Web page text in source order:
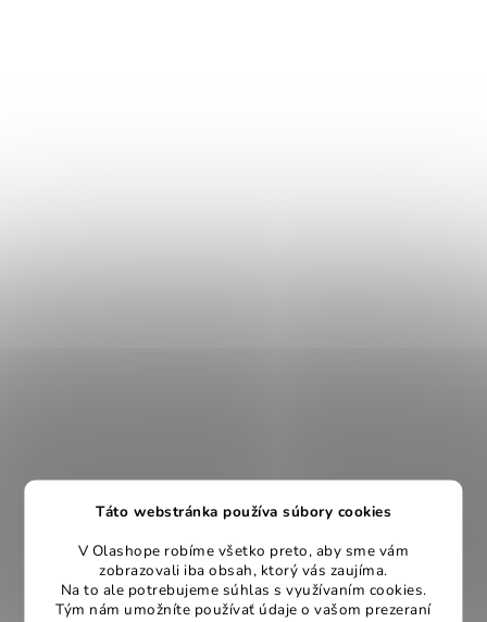
Táto webstránka používa súbory cookies
V Olashope robíme všetko preto, aby sme vám
zobrazovali iba obsah, ktorý vás zaujíma.
Na to ale potrebujeme súhlas s využívaním cookies.
Tým nám umožníte používať údaje o vašom prezeraní